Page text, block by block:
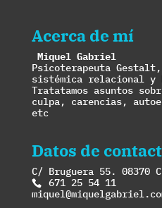
Acerca de mí
Miquel Gabriel
Psicoterapeuta
sistémica relacional y
Tratatamos asuntos
culpa, carencias,
etc
Datos de
C/ Bruguera 55. 08370
671 25 54 11